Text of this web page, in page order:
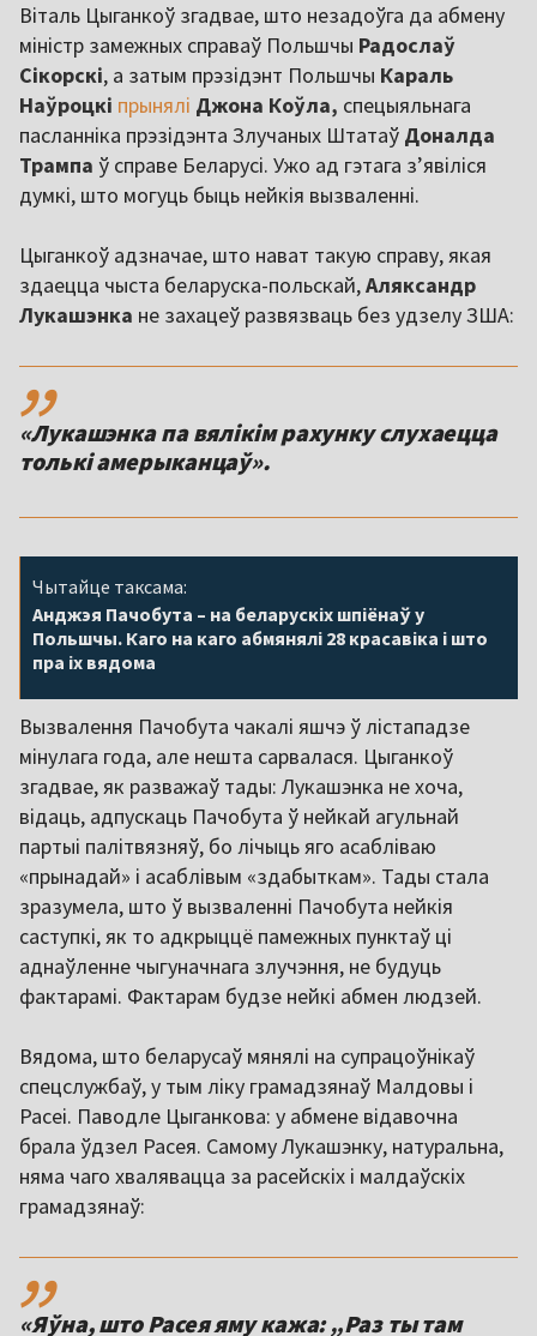
Віталь Цыганкоў згадвае, што незадоўга да абмену
міністр замежных справаў Польшчы Радослаў
Сікорскі, а затым прэзідэнт Польшчы Караль
Наўроцкі прынялі Джона Коўла, спецыяльнага
пасланніка прэзідэнта Злучаных Штатаў Доналда
Трампа ў справе Беларусі. Ужо ад гэтага з’явіліся
думкі, што могуць быць нейкія вызваленні.
Цыганкоў адзначае, што нават такую справу, якая
здаецца чыста беларуска-польскай,Аляксандр
Лукашэнка не захацеў развязваць без удзелу ЗША:
,,
«Лукашэнка па вялікім рахунку слухаецца
толькі амерыканцаў».
Чытайце таксама:
Анджэя Пачобута – на беларускіх шпіёнаў у
Польшчы. Каго на каго абмянялі 28 красавіка і што
пра іх вядома
Вызвалення Пачобута чакалі яшчэ ў лістападзе
мінулага года, але нешта сарвалася. Цыганкоў
згадвае, як разважаў тады: Лукашэнка не хоча,
відаць, адпускаць Пачобута ў нейкай агульнай
партыі палітвязняў, бо лічыць яго асабліваю
«прынадай» і асаблівым «здабыткам». Тады стала
зразумела, што ў вызваленні Пачобута нейкія
саступкі, як то адкрыццё памежных пунктаў ці
аднаўленне чыгуначнага злучэння, не будуць
фактарамі. Фактарам будзе нейкі абмен людзей.
Вядома, што беларусаў мянялі на супрацоўнікаў
спецслужбаў, у тым ліку грамадзянаў Малдовы і
Расеі. Паводле Цыганкова: у абмене відавочна
брала ўдзел Расея. Самому Лукашэнку, натуральна,
няма чаго хвалявацца за расейскіх і малдаўскіх
грамадзянаў:
,,
«Яўна, што Расея яму кажа: „Раз ты там